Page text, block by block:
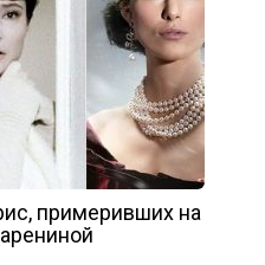
примеривших на